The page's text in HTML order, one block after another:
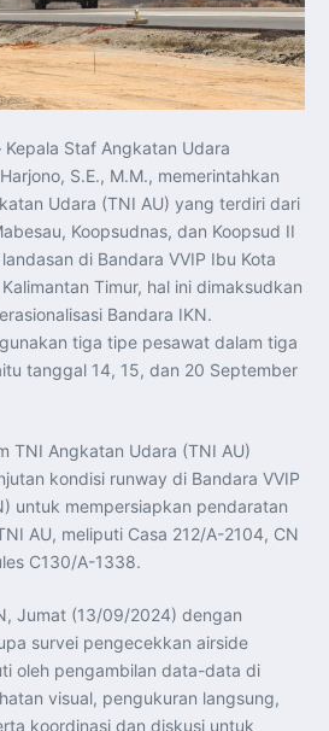
Stabilitas Keuangan dan Kepercayaan
Perkuat Sinergi Perguruan Tinggi dan
Majukan Industri Perkapalan Nasional
Armada Pasifik Rusia Resmi Buka
2026
Eagle TNI AU Meriahkan Pitch Black Mindil
Turki Sepakati Joint Action Plan 2026–
Pasar Kerja Inklusif hingga Transformasi
Kemampuan Personel melalui
Radio untuk Misi Pertahanan Udara dan
Instruksikan Penyelarasan Aturan KEK
Daya Saing Industri Dalam Negeri
Pacu Produksi Gula Nasional, Target
Gula Putih Dua Tahun dan Tembus 3 Juta
Tekankan Inovasi sebagai Kunci
Sama Konkret ASEAN Plus Three
2026 di Vladivostok Perkuat Diplomasi
“Kekuatan Ekonomi ASEAN-RRT Harus
Stabilitas Kawasan”
Amerika Serikat Perkuat Kemitraan untuk
Kawasan dan Dorong Pertumbuhan
Terima Direktur FBI, Indonesia dan AS
Sama Repatriasi Artefak Budaya
dan Ketua DEN Perkuat Kolaborasi
MagangHub Angkatan II Batch 1 Dibuka
2026, Kesempatan Raih Pengalaman Kerja
Kompetensi
154 Perwira Remaja AAU 2026, Tekankan
Profesionalisme sebagai Bekal
Dorong Kemitraan ASEAN–Inggris yang
Kepala Staf Angkatan Udara
S.E., M.M., memerintahkan
Udara (TNI AU) yang terdiri dari
Koopsudnas, dan Koopsud II
di Bandara VVIP Ibu Kota
Timur, hal ini dimaksudkan
Bandara IKN.
tiga tipe pesawat dalam tiga
tanggal 14, 15, dan 20 September
TNI Angkatan Udara (TNI AU)
kondisi runway di Bandara VVIP
untuk mempersiapkan pendaratan
AU, meliputi Casa 212/A-2104, CN
C130/A-1338.
Jumat (13/09/2024) dengan
survei pengecekkan airside
oleh pengambilan data-data di
visual, pengukuran langsung,
koordinasi dan diskusi untuk